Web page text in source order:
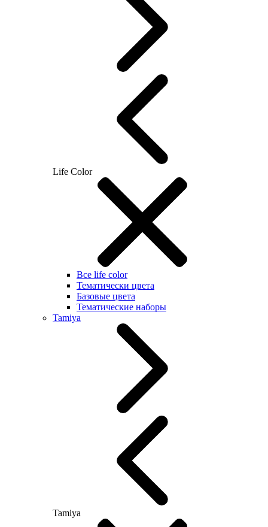
Life Color
Все life color
Тематически цвета
Базовые цвета
Тематические наборы
Tamiya
Tamiya